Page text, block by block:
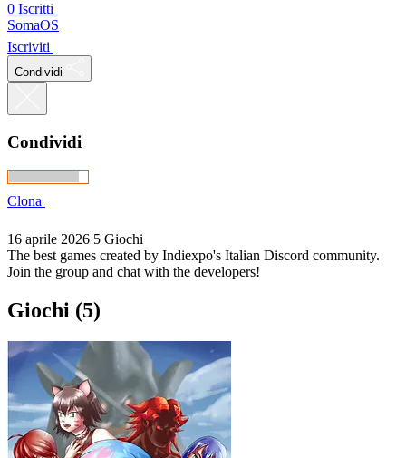
0 Iscritti
SomaOS
Iscriviti
Condividi
Condividi
Clona
16 aprile 2026 5 Giochi
The best games created by Indiexpo's Italian Discord community.
Join the group and chat with the developers!
Giochi (5)